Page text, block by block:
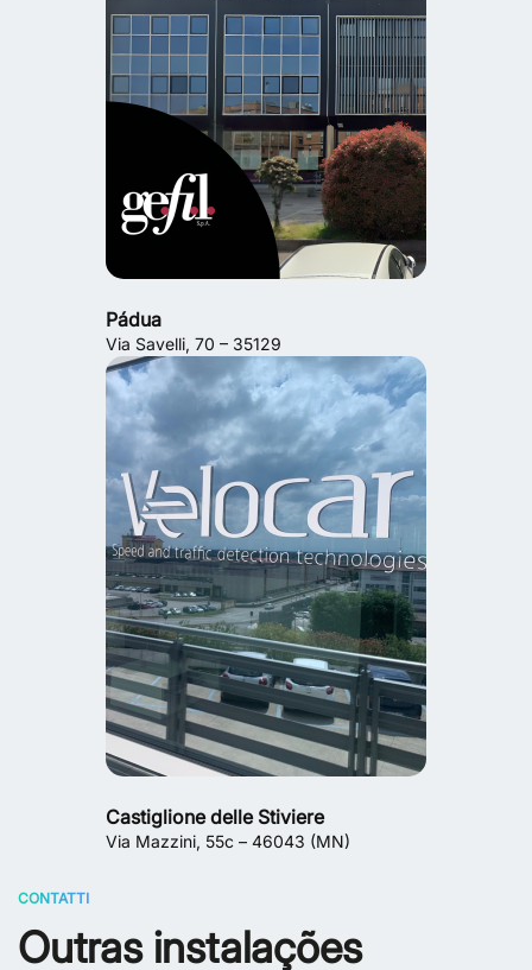
Pádua
Via Savelli, 70 – 35129
Castiglione delle Stiviere
Via Mazzini, 55c – 46043 (MN)
CONTATTI
Outras instalações